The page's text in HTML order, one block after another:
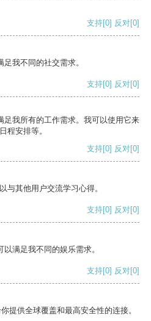
支持[0] 反对[0]
我不同的社交需求。
支持[0] 反对[0]
足我所有的工作需求。我可以使用它来
程安排等。
支持[0] 反对[0]
与其他用户交流学习心得。
支持[0] 反对[0]
满足我不同的娱乐需求。
支持[0] 反对[0]
提供全球覆盖和最高安全性的连接。